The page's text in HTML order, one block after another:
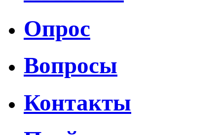
Опрос
Вопросы
Контакты